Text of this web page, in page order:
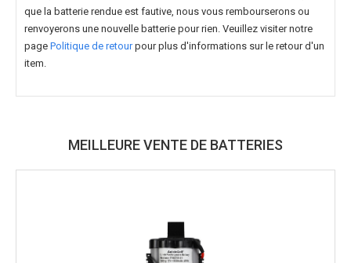
que la batterie rendue est fautive, nous vous rembourserons ou
renvoyerons une nouvelle batterie pour rien. Veuillez visiter notre
page Politique de retourpour plus d'informations sur le retour d'un
item.
MEILLEURE VENTE DE BATTERIES